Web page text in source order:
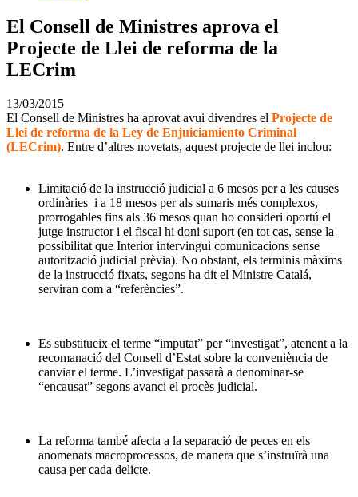
El Consell de Ministres aprova el
Projecte de Llei de reforma de la
LECrim
13/03/2015
El Consell de Ministres ha aprovat avui divendres el Projecte de
Llei de reforma de la Ley de Enjuiciamiento Criminal
(LECrim). Entre d’altres novetats, aquest projecte de llei inclou:
Limitació de la instrucció judicial a 6 mesos per a les causes
ordinàries i a 18 mesos per als sumaris més complexos,
prorrogables fins als 36 mesos quan ho consideri oportú el
jutge instructor i el fiscal hi doni suport (en tot cas, sense la
possibilitat que Interior intervingui comunicacions sense
autorització judicial prèvia). No obstant, els terminis màxims
de la instrucció fixats, segons ha dit el Ministre Catalá,
serviran com a “referències”.
Es substitueix el terme “imputat” per “investigat”, atenent a la
recomanació del Consell d’Estat sobre la conveniència de
canviar el terme. L’investigat passarà a denominar-se
“encausat” segons avanci el procès judicial.
La reforma també afecta a la separació de peces en els
anomenats macroprocessos, de manera que s’instruïrà una
causa per cada delicte.